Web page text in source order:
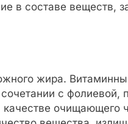
в составе веществ,
жира.
с фолиевой,
очищающего